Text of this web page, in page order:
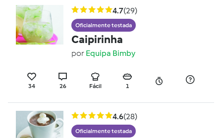
4.7(29)
Oficialmente testada
Caipirinha
por Equipa Bimby
34 26 Fácil 1
4.6(28)
Oficialmente testada